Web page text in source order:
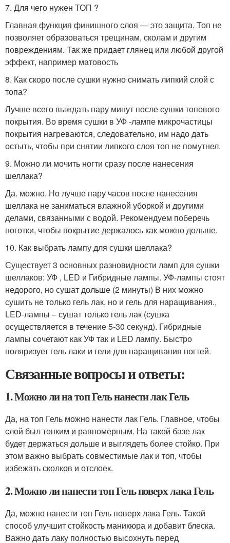
7. Для чего нужен ТОП ?
Главная функция финишного слоя — это защита. Топ не
позволяет образоваться трещинам, сколам и другим
повреждениям. Так же придает глянец или любой другой
эффект, например матовость
8. Как скоро после сушки нужно снимать липкий слой с
топа?
Лучше всего выждать пару минут после сушки топового
покрытия. Во время сушки в УФ -лампе микрочастицы
покрытия нагреваются, следовательно, им надо дать
остыть, чтобы при снятии липкого слоя топ не помутнел.
9. Можно ли мочить ногти сразу после нанесения
шеллака?
Да. можно. Но лучше пару часов после нанесения
шеллака не заниматься влажной уборкой и другими
делами, связанными с водой. Рекомендуем поберечь
ноготки, чтобы покрытие держалось как можно дольше.
10. Как выбрать лампу для сушки шеллака?
Существует 3 основных разновидности ламп для сушки
шеллаков: УФ , LED и Гибридные лампы. УФ-лампы стоят
недорого, но сушат дольше (2 минуты) В них можно
сушить не только гель лак, но и гель для наращивания.,
LED-лампы – сушат только гель лак (сушка
осуществляется в течение 5-30 секунд). Гибридные
лампы сочетают как УФ так и LED лампу. Быстро
поляризует гель лаки и гели для наращивания ногтей.
Связанные вопросы и ответы:
1. Можно ли на топ Гель нанести лак Гель
Да, на топ Гель можно нанести лак Гель. Главное, чтобы
слой был тонким и равномерным. На такой базе лак
будет держаться дольше и выглядеть более стойко. При
этом важно выбрать совместимые лак и топ, чтобы
избежать сколков и отслоек.
2. Можно ли нанести топ Гель поверх лака Гель
Да, можно нанести топ Гель поверх лака Гель. Такой
способ улучшит стойкость маникюра и добавит блеска.
Важно дать лаку полностью высохнуть перед